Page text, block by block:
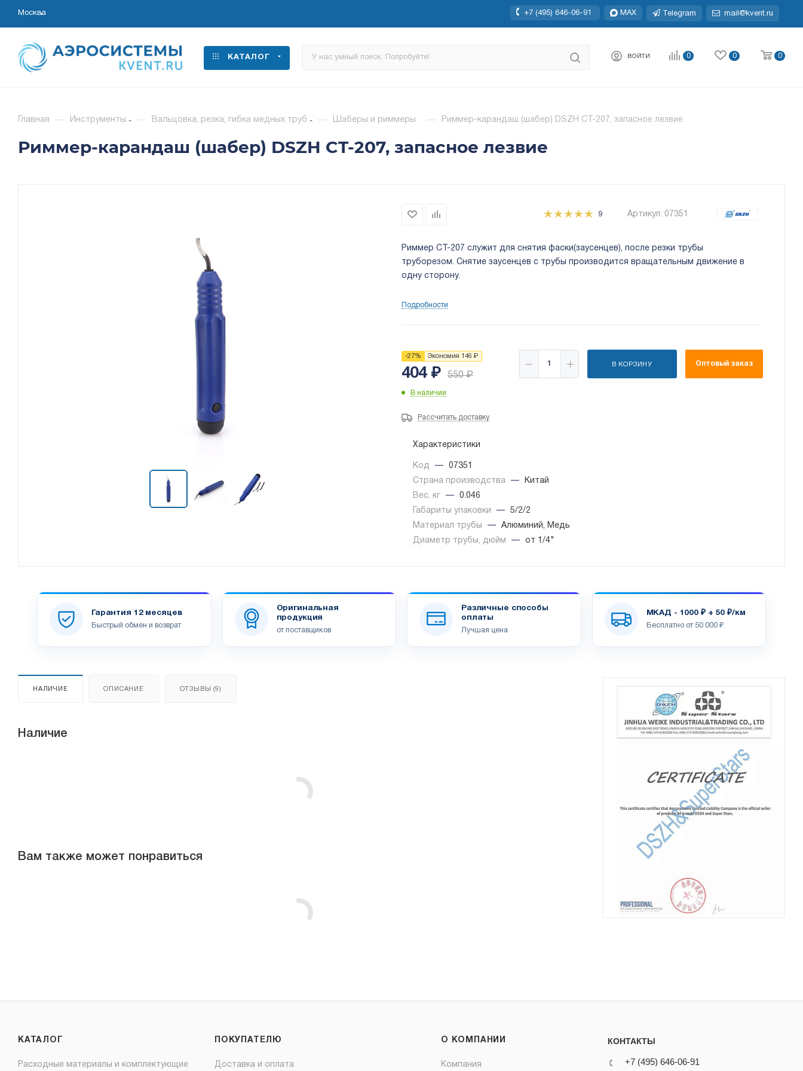
Москва +7 (495) 646-06-91 MAX Telegram mail@kvent.ru
КАТАЛОГ ВОЙТИ 0 0 0
Главная — Инструменты — Вальцовка, резка, гибка медных труб — Шаберы и риммеры — Риммер-карандаш (шабер) DSZH CT-207, запасное лезвие
Риммер-карандаш (шабер) DSZH CT-207, запасное лезвие
9 Артикул: 07351
Риммер CT-207 служит для снятия фаски(заусенцев), после резки трубы
труборезом. Снятие заусенцев с трубы производится вращательным движение в
одну сторону.
Подробности
-27% Экономия 146 ₽
404₽ 550₽
В наличии
В КОРЗИНУ Оптовый заказ
Рассчитать доставку
Характеристики
Код —
07351
Страна производства
—
Китай
Вес, кг
—
0.046
Габариты упаковки
—
5/2/2
Материал трубы
—
Алюминий, Медь
Диаметр трубы, дюйм
— от 1/4"
Гарантия 12 месяцев
Быстрый обмен и возврат
Оригинальная
продукция
от поставщиков
Различные способы
оплаты
Лучшая цена
МКАД - 1000 ₽ + 50 ₽/км
Бесплатно от 50 000 ₽
НАЛИЧИЕ ОПИСАНИЕ ОТЗЫВЫ (9)
Наличие
Вам также может понравиться
КАТАЛОГ
Расходные материалы и комплектующие
ПОКУПАТЕЛЮ
Доставка и оплата
О КОМПАНИИ
Компания
КОНТАКТЫ
+7 (495) 646-06-91